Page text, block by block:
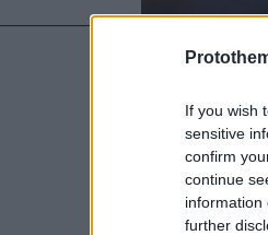
If you wish
sensitive
confirm
continue
information
further